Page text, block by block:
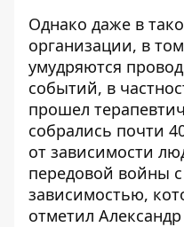
Однако даже в
организации, в
умудряются
событий, в
прошел
собрались почти
от зависимости
передовой войны
зависимостью,
отметил